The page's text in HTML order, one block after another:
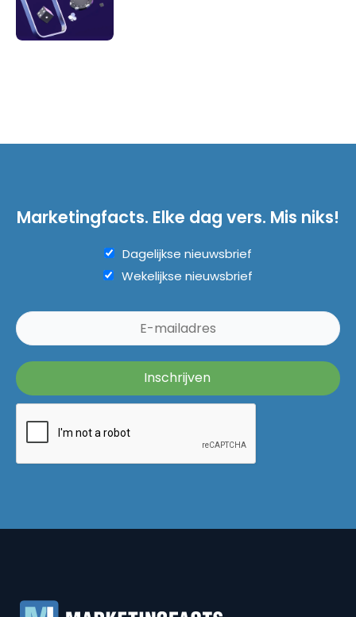
Marketingfacts. Elke dag vers. Mis niks!
Dagelijkse nieuwsbrief
Wekelijkse nieuwsbrief